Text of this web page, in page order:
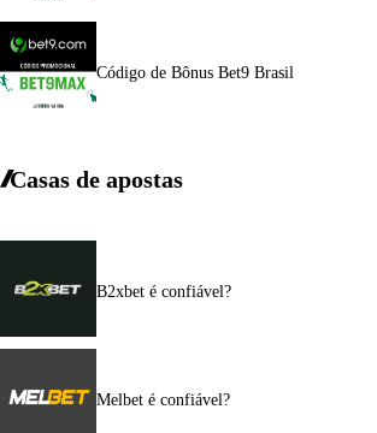
Código de Bônus Bet9 Brasil
Casas de apostas
B2xbet é confiável?
Melbet é confiável?